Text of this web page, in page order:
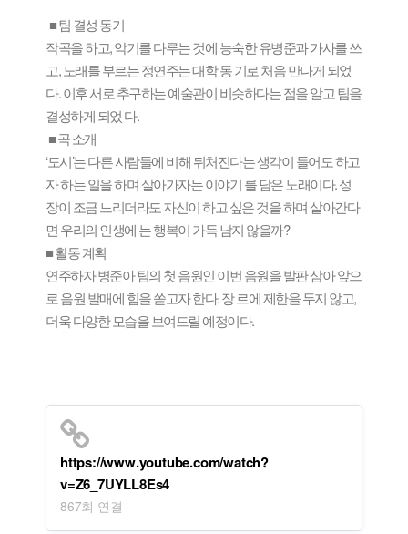
■ 팀 결성 동기
작곡을 하고, 악기를 다루는 것에 능숙한 유병준과 가사를 쓰
고, 노래를 부르는 정연주는 대학 동 기로 처음 만나게 되었
다. 이후 서로 추구하는 예술관이 비슷하다는 점을 알고 팀을
결성하게 되었 다.
■곡 소개
‘도시’는 다른 사람들에 비해 뒤처진다는 생각이 들어도 하고
자 하는 일을 하며 살아가자는 이야기 를 담은 노래이다. 성
장이 조금 느리더라도 자신이 하고 싶은 것을 하며 살아간다
면 우리의 인생에 는 행복이 가득 남지 않을까?
■ 활동 계획
연주하자 병준아 팀의 첫 음원인 이번 음원을 발판 삼아 앞으
로 음원 발매에 힘을 쏟고자 한다. 장 르에 제한을 두지 않고,
더욱 다양한 모습을 보여드릴 예정이다.
https://www.youtube.com/watch?
v=Z6_7UYLL8Es4
867회 연결